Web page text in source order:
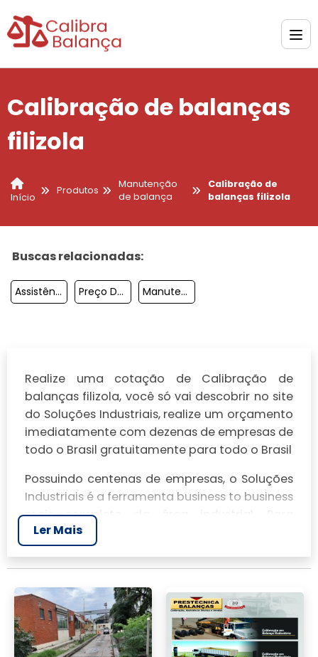
Calibração de balanças
filizola
Início
Produtos
Manutenção
de balança
Calibração de
balanças filizola
Buscas relacionadas:
Assistência Técnica Balanças Balmak Preço De Calibração De Balanças Eletrônicas Manutenção De Balança Analítica
Realize uma cotação de Calibração de
balanças filizola, você só vai descobrir no site
do Soluções Industriais, realize um orçamento
imediatamente com dezenas de empresas de
todo o Brasil gratuitamente para todo o Brasil
Possuindo centenas de empresas, o Soluções
Industriais é a ferramenta business to business
mais completo da área industrial. Para
realizar um orçamento de Calibração de
balanças filizola, clique em um ou mais dos
anuciantes a seguir:
Veja mais:
Calibração de Balanças|
Manutenção de Balanças​|Conserto de
Balança|Conserto de Balança Digital|
Calibragem de Balança .
Ler Mais